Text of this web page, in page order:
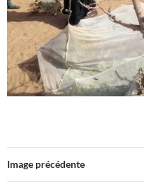
Image précédente